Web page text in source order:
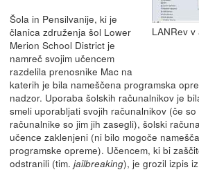
LANRev v
Šola in Pensilvanije, ki je
članica združenja šol Lower
Merion School District je
namreč svojim učencem
razdelila prenosnike Mac na
katerih je bila nameščena programska
nadzor. Uporaba šolskih računalnikov je
smeli uporabljati svojih računalnikov (če
računalnike so jim jih zasegli), šolski
učence zaklenjeni (ni bilo mogoče
programske opreme). Učencem, ki bi
odstranili (tim. jailbreaking), je grozil izpis